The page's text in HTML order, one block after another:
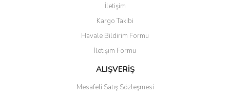
Bu ürüne benzer farklı alternatifler olmalı.
İletişim
Kargo Takibi
Havale Bildirim Formu
İletişim Formu
ALIŞVERİŞ
Mesafeli Satış Sözleşmesi